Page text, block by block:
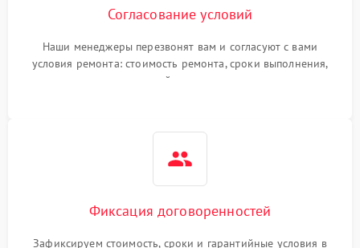
Согласование условий
Наши менеджеры перезвонят вам и согласуют с вами
условия ремонта: стоимость ремонта, сроки выполнения,
гарантийные условия
Фиксация договоренностей
Зафиксируем стоимость, сроки и гарантийные условия в